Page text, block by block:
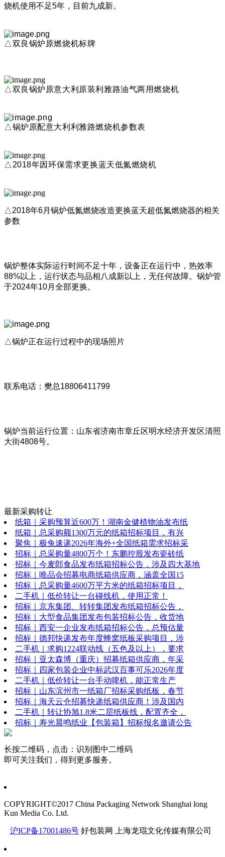
烧机使用不足5年，目前九成新。
△双良锅炉原燃烧机标牌
△双良锅炉原意大利原装利雅路油气两用燃烧机
△锅炉原配意大利利雅路燃烧机参数表
△2018年因环保需求更换蓝天低氮燃烧机
△2018年6月锅炉低氮燃烧改造更换蓝天超低氮燃烧器的相关
参数
锅炉整体实际运行时间不足十年，设备正在运行中，热效率
88%以上，运行状态与品相八成新以上，无任何故障。锅炉管
于2024年10月全部更换。
△锅炉正在运行过程中的现场照片
联系电话：樊总18806411799
锅炉当前运行位置：山东省济南市章丘区明水经济开发区清照
大街4808号。
最新采购转让
纸箱｜采购预算近600万！湖南金健植物油发布纸
纸箱｜总采购额1300万元的纸箱招标项目，有兴
聚焦｜极兔速递2026年海外+全国纸箱需求招标采
招标｜总采购量4800万个！东鹏控股发布瓷砖纸
招标｜今麦郎食品发布纸箱招标公告，涉及四大基地
招标｜唯品会招募电商纸箱供应商，涵盖全国15
招标｜总采购量4600万平方米的纸箱招标项目，
二手机｜低价转让一台碰线机，使用正常！
招标｜京东集团、转转集团发布纸箱招标公告，
招标｜大型食品集团发布包装招标公告，收货地
招标｜西安一企业发布纸箱招标公告，总预估量
招标｜德邦快递发布年度蜂窝纸板采购项目，涉
二手机｜求购1224联动线（五色及以上），要求
招标｜亚太森博（重庆）招募纸箱供应商，年采
招标｜四家包装企业中标武汉百事可乐2026年度
二手机｜低价转让一台手动啤机，能正常生产
招标｜山东滨州市一纸箱厂招标采购纸板，春节
招标｜海天云仓招募快递纸箱供应商！涉及国内
二手机｜转让协旭1.8米二层纸板线，配置齐全，
招标｜寿光晨鸣纸业【包装箱】招标报名邀请公告
长按二维码，点击：识别图中二维码
即可关注我们，得到更多服务。
COPYRIGHT©2017 China Packaging Network Shanghai long
Kun Media Co. Ltd.
沪ICP备17001486号 好包装网 上海龙琨文化传媒有限公司